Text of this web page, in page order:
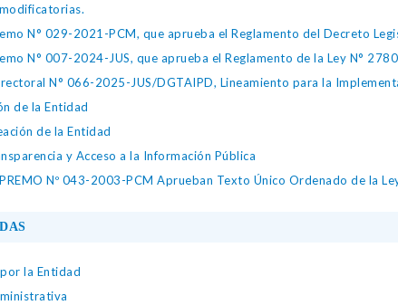
N° 029-2021-PCM, que aprueba el Reglamento del Decreto
N° 007-2024-JUS, que aprueba el Reglamento de la Ley N°
N° 066-2025-JUS/DGTAIPD, Lineamiento para la
de la Entidad
de la Entidad
y Acceso a la Información Pública
Nº 043-2003-PCM Aprueban Texto Único Ordenado de la
la Entidad